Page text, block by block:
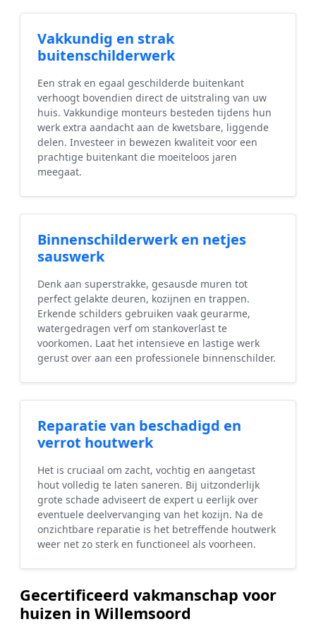
Vakkundig en strak
buitenschilderwerk
Een strak en egaal geschilderde buitenkant
verhoogt bovendien direct de uitstraling van uw
huis. Vakkundige monteurs besteden tijdens hun
werk extra aandacht aan de kwetsbare, liggende
delen. Investeer in bewezen kwaliteit voor een
prachtige buitenkant die moeiteloos jaren
meegaat.
Binnenschilderwerk en netjes
sauswerk
Denk aan superstrakke, gesausde muren tot
perfect gelakte deuren, kozijnen en trappen.
Erkende schilders gebruiken vaak geurarme,
watergedragen verf om stankoverlast te
voorkomen. Laat het intensieve en lastige werk
gerust over aan een professionele binnenschilder.
Reparatie van beschadigd en
verrot houtwerk
Het is cruciaal om zacht, vochtig en aangetast
hout volledig te laten saneren. Bij uitzonderlijk
grote schade adviseert de expert u eerlijk over
eventuele deelvervanging van het kozijn. Na de
onzichtbare reparatie is het betreffende houtwerk
weer net zo sterk en functioneel als voorheen.
Gecertificeerd vakmanschap voor
huizen in Willemsoord